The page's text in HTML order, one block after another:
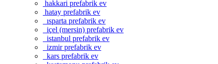
hakkari prefabrik ev
hatay prefabrik ev
ısparta prefabrik ev
içel (mersin) prefabrik ev
istanbul prefabrik ev
izmir prefabrik ev
kars prefabrik ev